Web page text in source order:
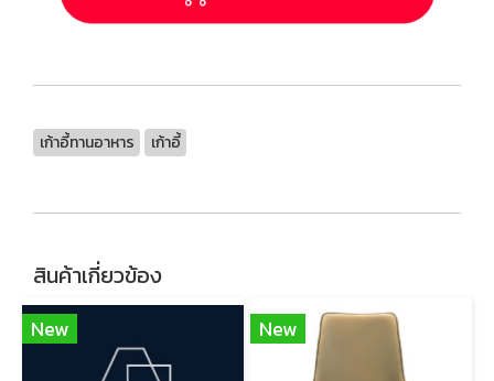
เก้าอี้ทานอาหาร เก้าอี้
สินค้าเกี่ยวข้อง
New New